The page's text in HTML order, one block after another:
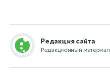
Редакция сайта
Редакционный материал